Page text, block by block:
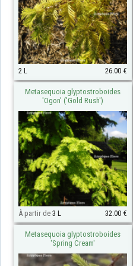
2 L 26.00 €
Metasequoia glyptostroboides
'Ogon' ('Gold Rush')
À partir de 3 L 32.00 €
Metasequoia glyptostroboides
'Spring Cream'